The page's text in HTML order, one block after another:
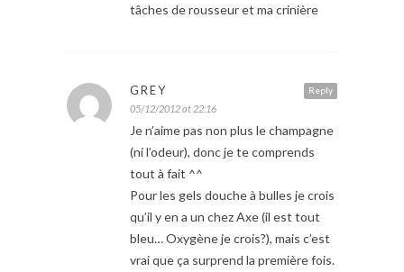
tâches de rousseur et ma crinière
Reply
GREY
05/12/2012 at 22:16
Je n’aime pas non plus le champagne
(ni l’odeur), donc je te comprends
tout à fait ^^
Pour les gels douche à bulles je crois
qu’il y en a un chez Axe (il est tout
bleu… Oxygène je crois?), mais c’est
vrai que ça surprend la première fois.